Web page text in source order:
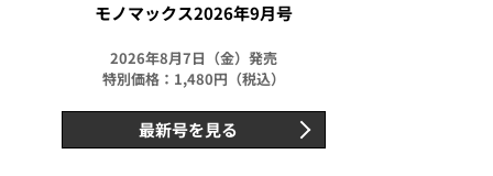
モノマックス2026年9月号
2026年8月7日（金）発売
特別価格：1,480円（税込）
最新号を見る